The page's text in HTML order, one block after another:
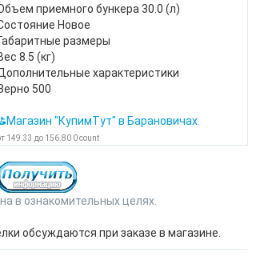
приемного бункера 30.0 (л)
Новое
размеры
8.5 (кг)
характеристики
500
"КупимТут" в Барановичах.
149.33 до 156.80 0count
в ознакомительных целях.
обсуждаются при заказе в магазине.